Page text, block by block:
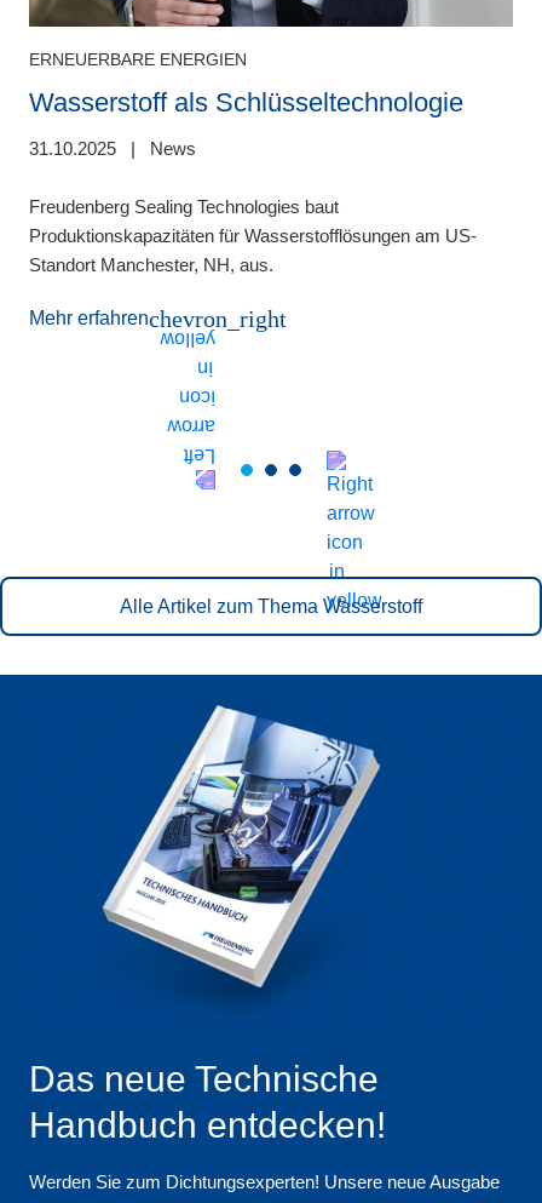
ERNEUERBARE ENERGIEN
Wasserstoff als Schlüsseltechnologie
31.10.2025 | News
Freudenberg Sealing Technologies baut
Produktionskapazitäten für Wasserstofflösungen am US-
Standort Manchester, NH, aus.
Mehr erfahrenchevron_right
Alle Artikel zum Thema Wasserstoff
Das neue Technische
Handbuch entdecken!
Werden Sie zum Dichtungsexperten! Unsere neue Ausgabe